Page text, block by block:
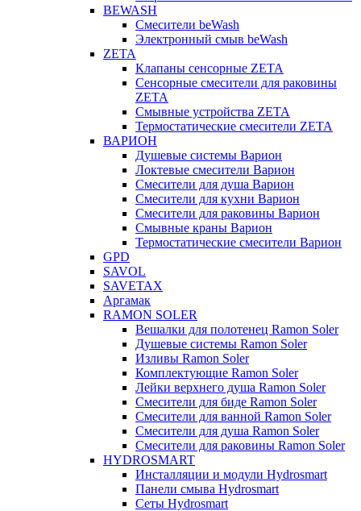
BEWASH
Смесители beWash
Электронный смыв beWash
ZETA
Клапаны сенсорные ZETA
Сенсорные смесители для раковины
ZETA
Смывные устройства ZETA
Термостатические смесители ZETA
ВАРИОН
Душевые системы Варион
Локтевые смесители Варион
Смесители для душа Варион
Смесители для кухни Варион
Смесители для раковины Варион
Смывные краны Варион
Термостатические смесители Варион
GPD
SAVOL
SAVETAX
Аргамак
RAMON SOLER
Вешалки для полотенец Ramon Soler
Душевые системы Ramon Soler
Изливы Ramon Soler
Комплектующие Ramon Soler
Лейки верхнего душа Ramon Soler
Смесители для биде Ramon Soler
Смесители для ванной Ramon Soler
Смесители для душа Ramon Soler
Смесители для раковины Ramon Soler
HYDROSMART
Инсталляции и модули Hydrosmart
Панели смыва Hydrosmart
Сеты Hydrosmart